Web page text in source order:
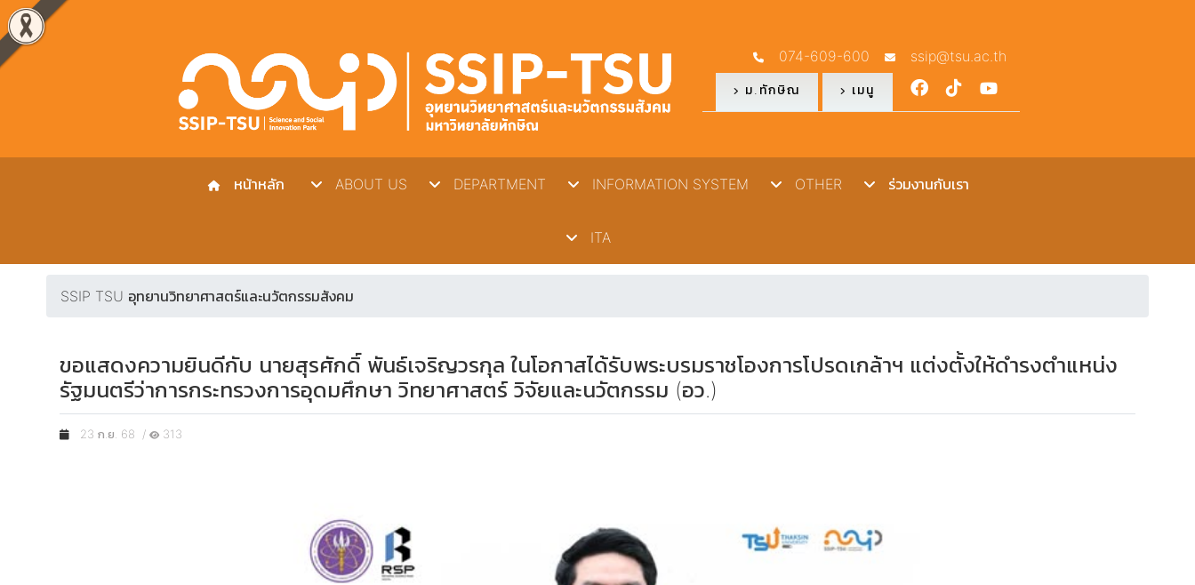
074-609-600 ssip@tsu.ac.th
ม.ทักษิณ เมนู
หน้าหลัก ABOUT US DEPARTMENT INFORMATION SYSTEM OTHER ร่วมงานกับเรา
ITA
SSIP TSU อุทยานวิทยาศาสตร์และนวัตกรรมสังคม
ขอแสดงความยินดีกับ นายสุรศักดิ์ พันธ์เจริญวรกุล ในโอกาสได้รับพระบรมราชโองการโปรดเกล้าฯ แต่งตั้งให้ดำรงตำแหน่ง
รัฐมนตรีว่าการกระทรวงการอุดมศึกษา วิทยาศาสตร์ วิจัยและนวัตกรรม (อว.)
23 ก.ย. 68 / 313